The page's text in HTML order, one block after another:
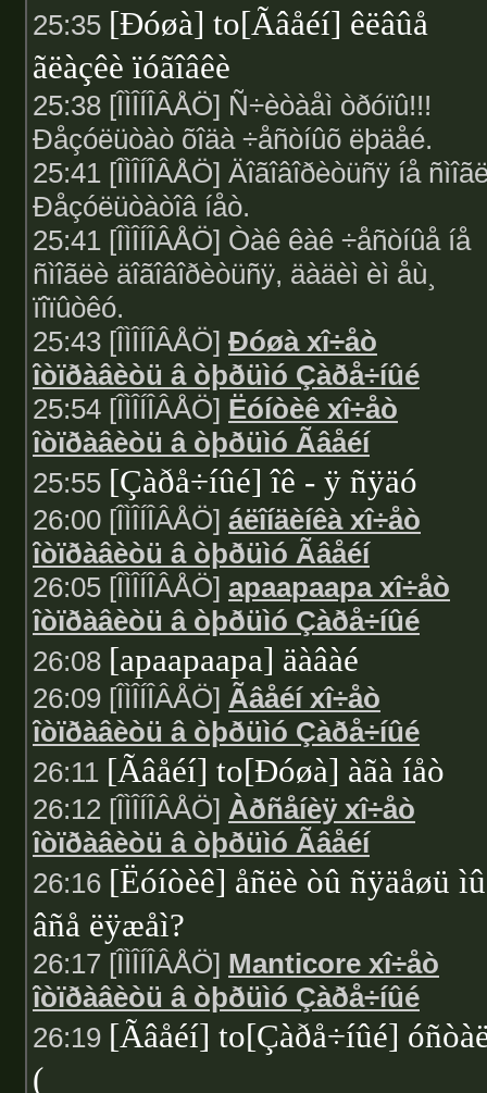
25:35 [Ðóøà] to[Ãâåéí] êëâûå
ãëàçêè ïóãîâêè
25:38 [ÎÌÎÍÎÂÅÖ] Ñ÷èòàåì òðóïû!!!
Ðåçóëüòàò õîäà ÷åñòíûõ ëþäåé.
25:41 [ÎÌÎÍÎÂÅÖ] Äîãîâîðèòüñÿ íå
Ðåçóëüòàòîâ íåò.
25:41 [ÎÌÎÍÎÂÅÖ] Òàê êàê ÷åñòíûå íå
ñìîãëè äîãîâîðèòüñÿ, äàäèì èì åù¸
ïîïûòêó.
25:43 [ÎÌÎÍÎÂÅÖ] Ðóøà xî÷åò
îòïðàâèòü â òþðüìó Çàðå÷íûé
25:54 [ÎÌÎÍÎÂÅÖ] Ëóíòèê xî÷åò
îòïðàâèòü â òþðüìó Ãâåéí
25:55 [Çàðå÷íûé] îê - ÿ ñÿäó
26:00 [ÎÌÎÍÎÂÅÖ] áëîíäèíêà xî÷åò
îòïðàâèòü â òþðüìó Ãâåéí
26:05 [ÎÌÎÍÎÂÅÖ] apaapaapa xî÷åò
îòïðàâèòü â òþðüìó Çàðå÷íûé
26:08 [apaapaapa] äàâàé
26:09 [ÎÌÎÍÎÂÅÖ] Ãâåéí xî÷åò
îòïðàâèòü â òþðüìó Çàðå÷íûé
26:11 [Ãâåéí] to[Ðóøà] àãà íåò
26:12 [ÎÌÎÍÎÂÅÖ] Àðñåíèÿ xî÷åò
îòïðàâèòü â òþðüìó Ãâåéí
26:16 [Ëóíòèê] åñëè òû ñÿäåøü ìû
âñå ëÿæåì?
26:17 [ÎÌÎÍÎÂÅÖ] Manticore xî÷åò
îòïðàâèòü â òþðüìó Çàðå÷íûé
26:19 [Ãâåéí] to[Çàðå÷íûé]
(